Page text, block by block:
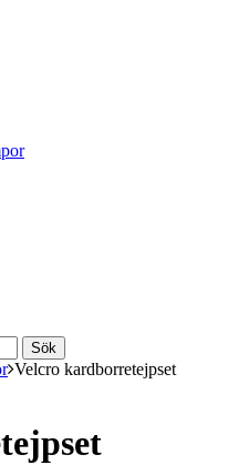
Velcro kardborretejpset